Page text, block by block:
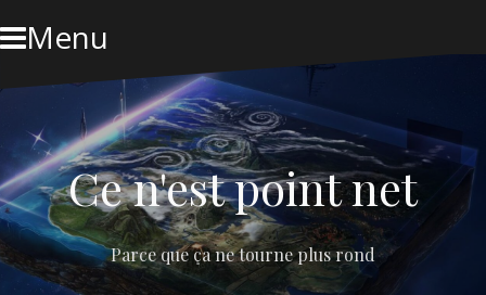
to
contentMenu
Ce n'est point net
Parce que ça ne tourne plus rond